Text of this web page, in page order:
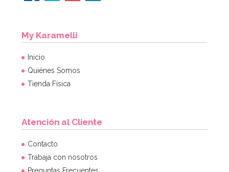
My Karamelli
Inicio
Quiénes Somos
Tienda Física
Atención al Cliente
Contacto
Trabaja con nosotros